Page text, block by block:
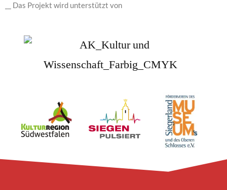
__ Das Projekt wird unterstützt von